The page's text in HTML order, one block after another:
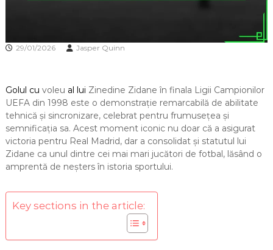
29/01/2026 Jasper Quinn
Golul cu voleu al lui Zinedine Zidane în finala Ligii Campionilor
UEFA din 1998 este o demonstrație remarcabilă de abilitate
tehnică și sincronizare, celebrat pentru frumusețea și
semnificația sa. Acest moment iconic nu doar că a asigurat
victoria pentru Real Madrid, dar a consolidat și statutul lui
Zidane ca unul dintre cei mai mari jucători de fotbal, lăsând o
amprentă de neșters în istoria sportului.
Key sections in the article: